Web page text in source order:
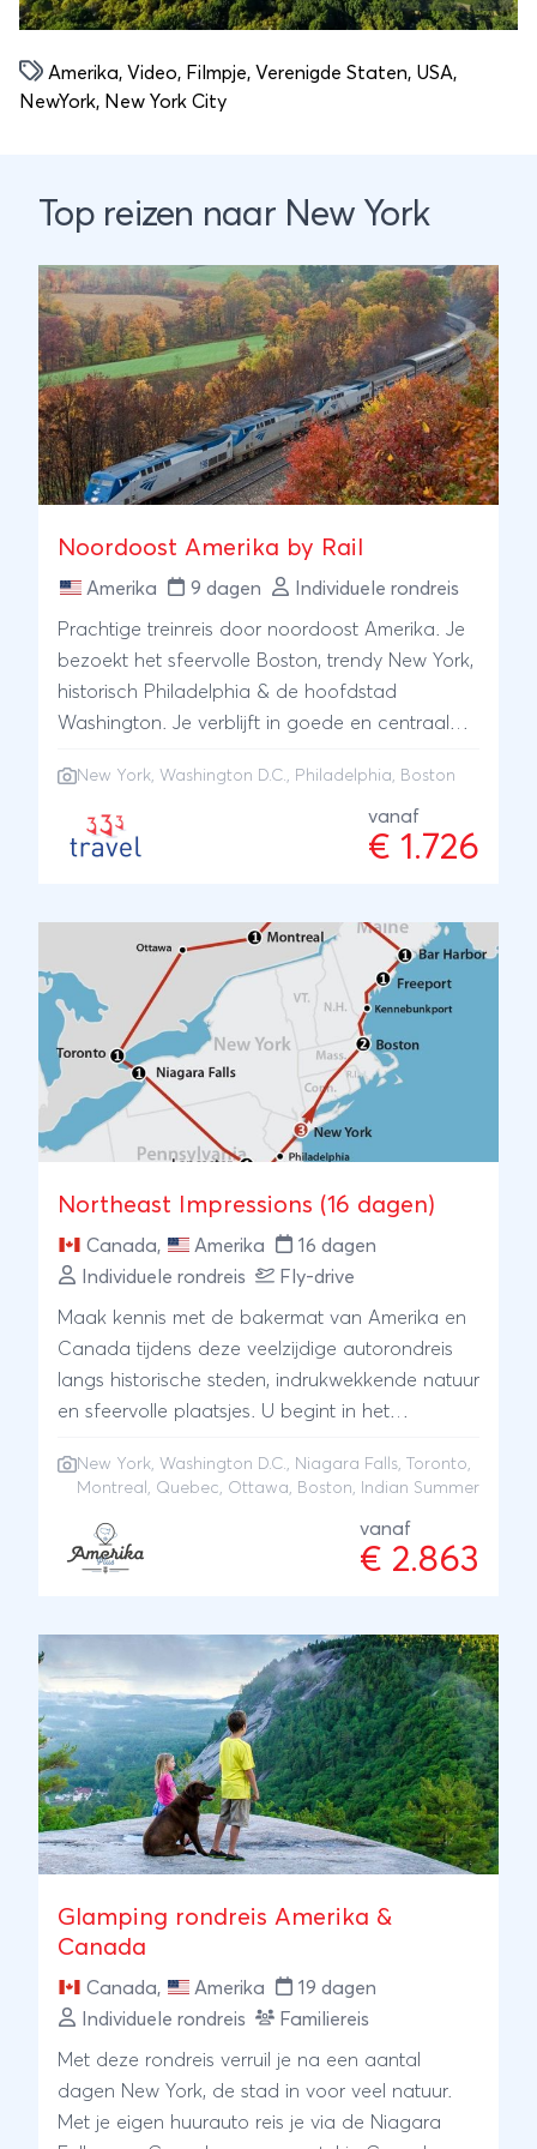
Amerika, Video, Filmpje, Verenigde Staten, USA,
NewYork, New York City
Top reizen naar New York
Noordoost Amerika by Rail
Amerika 9 dagen Individuele rondreis
Prachtige treinreis door noordoost Amerika. Je
bezoekt het sfeervolle Boston, trendy New York,
historisch Philadelphia & de hoofdstad
Washington. Je verblijft in goede en centraal
New York, Washington D.C., Philadelphia, Boston
vanaf
€ 1.726
Northeast Impressions (16 dagen)
Canada, Amerika
16 dagen
Individuele rondreis
Fly-drive
Maak kennis met de bakermat van Amerika en
Canada tijdens deze veelzijdige autorondreis
langs historische steden, indrukwekkende natuur
en sfeervolle plaatsjes. U begint in het
Canada, waar hoogtepunten als Québec City,
programma staan. Terug in de Verenigde
Staten bezoekt u de wereldsteden Washington
steden ontdekt u ook charmante plaatsjes in
New England, langs de Atlantische kust en in
het binnenland. Uiteraard mag een bezoek aan
de indrukwekkende Niagara Falls niet
ontbreken. Reist u in het najaar, dan geniet u
bovendien van de spectaculaire kleurenpracht
van de beroemde Indian Summer. Een complete
reis vol cultuur, historie, natuur en afwisseling.
New York, Washington D.C., Niagara Falls, Toronto,
Montreal , Quebec, Ottawa, Boston, Indian Summer
vanaf
€ 2.863
Glamping rondreis Amerika &
Canada
Canada, Amerika
19 dagen
Individuele rondreis
Familiereis
Met deze rondreis verruil je na een aantal
dagen New York, de stad in voor veel natuur.
Met je eigen huurauto reis je via de Niagara